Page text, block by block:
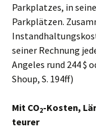
Parkplatzes, in
Parkplätzen.
seiner Rechnung
Angeles rund 244 $
Shoup, S. 194ff)
Mit CO2-Kosten,
teurer